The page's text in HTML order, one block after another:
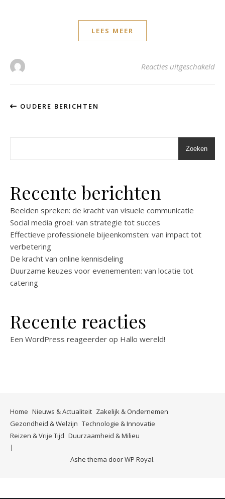
LEES MEER
Reacties uitgeschakeld
OUDERE BERICHTEN
Zoeken
Recente berichten
Beelden spreken: de kracht van visuele communicatie
Social media groei: van strategie tot succes
Effectieve professionele bijeenkomsten: van impact tot
verbetering
De kracht van online kennisdeling
Duurzame keuzes voor evenementen: van locatie tot
catering
Recente reacties
Een WordPress reageerder op Hallo wereld!
Home Nieuws & Actualiteit Zakelijk & Ondernemen
Gezondheid & Welzijn Technologie & Innovatie
Reizen & Vrije Tijd Duurzaamheid & Milieu
Ashe thema doorWP Royal.